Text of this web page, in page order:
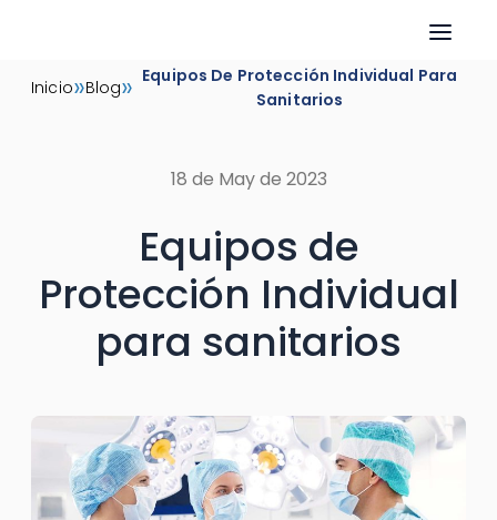
Inicio»Blog» Equipos De Protección Individual Para
Sanitarios
18 de May de 2023
Equipos de
Protección Individual
para sanitarios